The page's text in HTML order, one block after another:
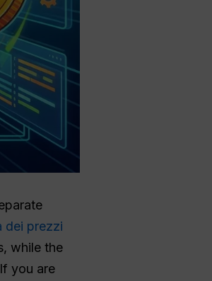
dei prezzi
while the
you are